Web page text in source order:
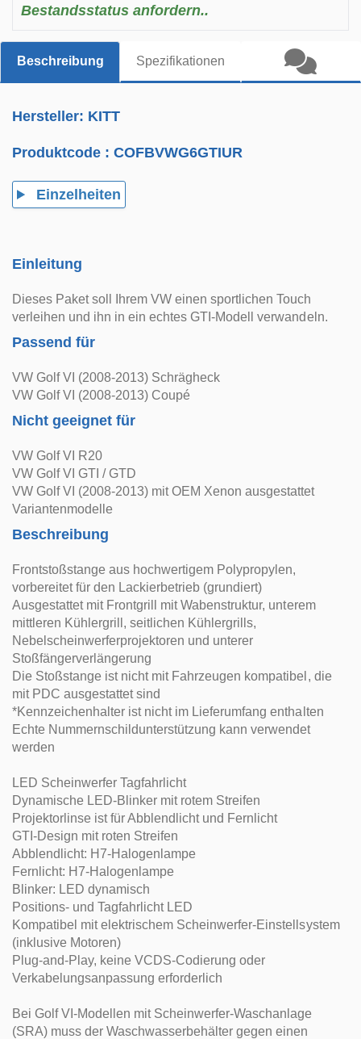
Bestandsstatus anfordern..
Beschreibung Spezifikationen
Hersteller: KITT
Produktcode :COFBVWG6GTIUR
Einzelheiten
Einleitung
Dieses Paket soll Ihrem VW einen sportlichen Touch
verleihen und ihn in ein echtes GTI-Modell verwandeln.
Passend für
VW Golf VI (2008-2013) Schrägheck
VW Golf VI (2008-2013) Coupé
Nicht geeignet für
VW Golf VI R20
VW Golf VI GTI / GTD
VW Golf VI (2008-2013) mit OEM Xenon ausgestattet
Variantenmodelle
Beschreibung
Frontstoßstange aus hochwertigem Polypropylen,
vorbereitet für den Lackierbetrieb (grundiert)
Ausgestattet mit Frontgrill mit Wabenstruktur, unterem
mittleren Kühlergrill, seitlichen Kühlergrills,
Nebelscheinwerferprojektoren und unterer
Stoßfängerverlängerung
Die Stoßstange ist nicht mit Fahrzeugen kompatibel, die
mit PDC ausgestattet sind
*Kennzeichenhalter ist nicht im Lieferumfang enthalten
Echte Nummernschildunterstützung kann verwendet
werden
LED Scheinwerfer Tagfahrlicht
Dynamische LED-Blinker mit rotem Streifen
Projektorlinse ist für Abblendlicht und Fernlicht
GTI-Design mit roten Streifen
Abblendlicht: H7-Halogenlampe
Fernlicht: H7-Halogenlampe
Blinker: LED dynamisch
Positions- und Tagfahrlicht LED
Kompatibel mit elektrischem Scheinwerfer-Einstellsystem
(inklusive Motoren)
Plug-and-Play, keine VCDS-Codierung oder
Verkabelungsanpassung erforderlich
Bei Golf VI-Modellen mit Scheinwerfer-Waschanlage
(SRA) muss der Waschwasserbehälter gegen einen